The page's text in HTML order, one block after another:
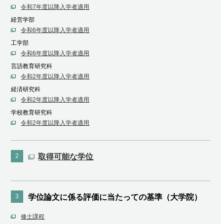
令和7年度以降入学者適用
経営学部
令和6年度以降入学者適用
工学部
令和6年度以降入学者適用
言語教育研究科
令和2年度以降入学者適用
経済研究科
令和2年度以降入学者適用
学校教育研究科
令和2年度以降入学者適用
2 取得可能な学位
3 学位論文に係る評価に当たっての基準（大学院）
修士課程